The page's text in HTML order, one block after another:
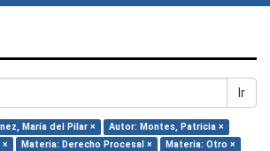
Ir
María del Pilar ×
Autor: Montes, Patricia ×
Materia: Derecho Procesal ×
Materia: Otro ×